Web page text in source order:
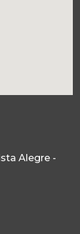
Alegre -